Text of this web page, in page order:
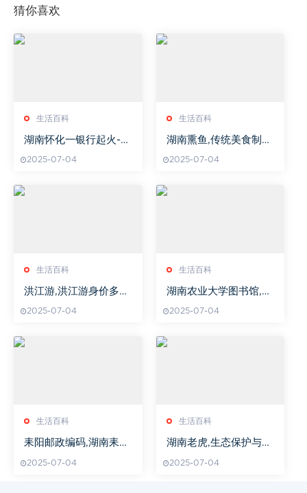
猜你喜欢
生活百科
湖南怀化一银行起火-火
2025-07-04
生活百科
湖南熏鱼,传统美食制
2025-07-04
生活百科
洪江游,洪江游身价多少
2025-07-04
生活百科
湖南农业大学图书馆,资
与学术助力
2025-07-04
生活百科
耒阳邮政编码,湖南耒阳
2025-07-04
生活百科
湖南老虎,生态保护与人
解析
2025-07-04